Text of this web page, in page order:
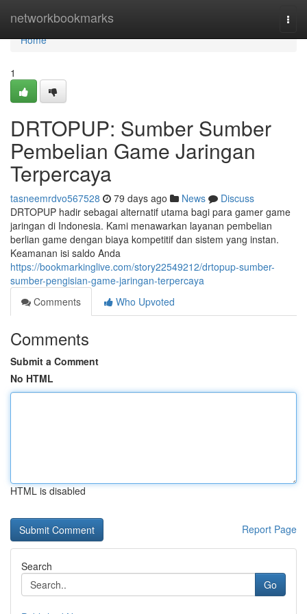
networkbookmarks
Home
Home
1
DRTOPUP: Sumber Sumber
Pembelian Game Jaringan
Terpercaya
tasneemrdvo567528 79 days ago News
Discuss
DRTOPUP hadir sebagai alternatif utama bagi para gamer game
jaringan di Indonesia. Kami menawarkan layanan pembelian
berlian game dengan biaya kompetitif dan sistem yang instan.
Keamanan isi saldo Anda
https://bookmarkinglive.com/story22549212/drtopup-sumber-
sumber-pengisian-game-jaringan-terpercaya
Comments
Who Upvoted
Comments
Submit a Comment
No HTML
HTML is disabled
Report Page
Search
Go